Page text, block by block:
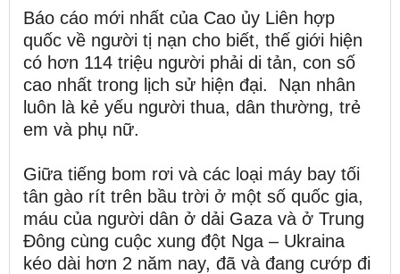
Báo cáo mới nhất của Cao ủy Liên hợp
quốc về người tị nạn cho biết, thế giới hiện
có hơn 114 triệu người phải di tản, con số
cao nhất trong lịch sử hiện đại. Nạn nhân
luôn là kẻ yếu người thua, dân thường, trẻ
em và phụ nữ.
Giữa tiếng bom rơi và các loại máy bay tối
tân gào rít trên bầu trời ở một số quốc gia,
máu của người dân ở dải Gaza và ở Trung
Đông cùng cuộc xung đột Nga – Ukraina
kéo dài hơn 2 năm nay, đã và đang cướp đi